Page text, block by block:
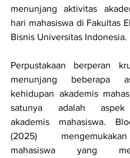
menunjang aktivitas
hari mahasiswa di Fakultas
Bisnis Universitas Indonesia.
Perpustakaan berperan
menunjang beberapa
kehidupan akademis
satunya adalah aspek
akademis mahasiswa.
(2025)
mahasiswa yang